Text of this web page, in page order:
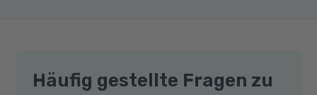
Häufig gestellte Fragen zu